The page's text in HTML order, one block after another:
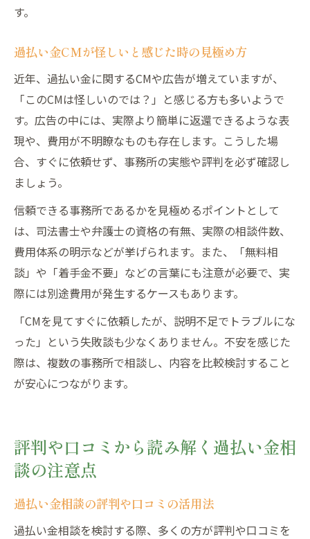
す。
過払い金CMが怪しいと感じた時の見極め方
近年、過払い金に関するCMや広告が増えていますが、
「このCMは怪しいのでは？」と感じる方も多いようで
す。広告の中には、実際より簡単に返還できるような表
現や、費用が不明瞭なものも存在します。こうした場
合、すぐに依頼せず、事務所の実態や評判を必ず確認し
ましょう。
信頼できる事務所であるかを見極めるポイントとして
は、司法書士や弁護士の資格の有無、実際の相談件数、
費用体系の明示などが挙げられます。また、「無料相
談」や「着手金不要」などの言葉にも注意が必要で、実
際には別途費用が発生するケースもあります。
「CMを見てすぐに依頼したが、説明不足でトラブルにな
った」という失敗談も少なくありません。不安を感じた
際は、複数の事務所で相談し、内容を比較検討すること
が安心につながります。
評判や口コミから読み解く過払い金相
談の注意点
過払い金相談の評判や口コミの活用法
過払い金相談を検討する際、多くの方が評判や口コミを